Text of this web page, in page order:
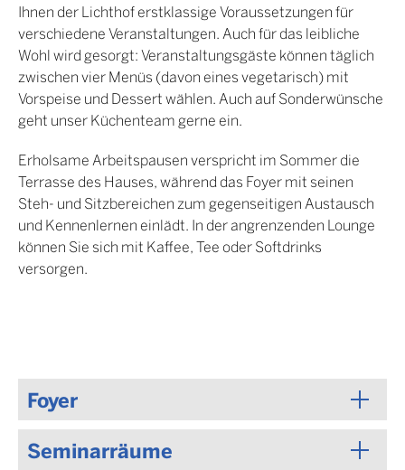
Ihnen der Lichthof erstklassige Voraussetzungen für
verschiedene Veranstaltungen. Auch für das leibliche
Wohl wird gesorgt: Veranstaltungsgäste können täglich
zwischen vier Menüs (davon eines vegetarisch) mit
Vorspeise und Dessert wählen. Auch auf Sonderwünsche
geht unser Küchenteam gerne ein.
Erholsame Arbeitspausen verspricht im Sommer die
Terrasse des Hauses, während das Foyer mit seinen
Steh- und Sitzbereichen zum gegenseitigen Austausch
und Kennenlernen einlädt. In der angrenzenden Lounge
können Sie sich mit Kaffee, Tee oder Softdrinks
versorgen.
Foyer
Der Innenhof des Gebäudes, der Namensgeber für
den Lichthof ist, bietet Platz für
Seminarräume